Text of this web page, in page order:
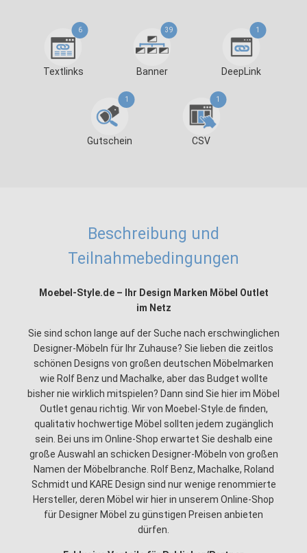
6
Textlinks
39
Banner
1
DeepLink
1
Gutschein
1
CSV
Beschreibung und
Teilnahmebedingungen
Moebel-Style.de – Ihr Design Marken Möbel Outlet
im Netz
Sie sind schon lange auf der Suche nach erschwinglichen
Designer-Möbeln für Ihr Zuhause? Sie lieben die zeitlos
schönen Designs von großen deutschen Möbelmarken
wie Rolf Benz und Machalke, aber das Budget wollte
bisher nie wirklich mitspielen? Dann sind Sie hier im Möbel
Outlet genau richtig. Wir von Moebel-Style.de finden,
qualitativ hochwertige Möbel sollten jedem zugänglich
sein. Bei uns im Online-Shop erwartet Sie deshalb eine
große Auswahl an schicken Designer-Möbeln von großen
Namen der Möbelbranche. Rolf Benz, Machalke, Roland
Schmidt und KARE Design sind nur wenige renommierte
Hersteller, deren Möbel wir hier in unserem Online-Shop
für Designer Möbel zu günstigen Preisen anbieten
dürfen.